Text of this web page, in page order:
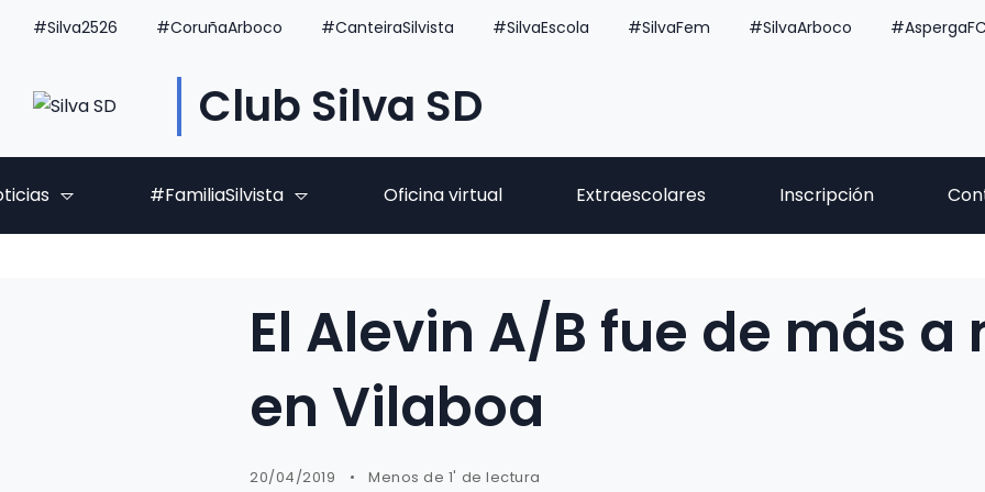
#Silva2526 #CoruñaArboco #CanteiraSilvista #SilvaEscola #SilvaFem #SilvaArboco #AspergaFC
Club Silva SD
#FamiliaSilvista Oficina virtual Extraescolares Inscripción
El Alevin A/B fue de más a
en Vilaboa
20/04/2019 Menos de 1' de lectura